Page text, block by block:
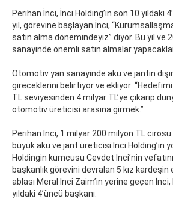
Perihan İnci, İnci Holding’in son 10 yıldaki
yıl, görevine başlayan İnci,
satın alma dönemindeyiz” diyor. Bu yıl ve
sanayinde önemli satın almalar
Otomotiv yan sanayinde akü ve jantın
gireceklerini belirtiyor ve ekliyor:
TL seviyesinden 4 milyar TL’ye çıkarıp
otomotiv üreticisi arasına girmek.”
Perihan İnci, 1 milyar 200 milyon TL cirosu
büyük akü ve jant üreticisi İnci Holding’in
Holdingin kumcusu Cevdet İnci’nin
başkanlık görevini devralan 5 kız kardeşin
ablası Meral İnci Zaim’in yerine geçen
yıldaki 4’üncü başkanı.